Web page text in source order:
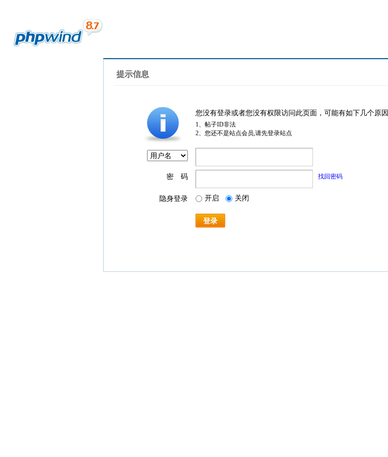
提示信息
您没有登录或者您没有权限访问此页面，可能有如下几个原因
1、帖子ID非法
2、您还不是站点会员,请先登录站点
密 码 找回密码
隐身登录 开启 关闭
登录